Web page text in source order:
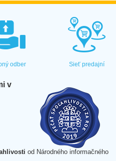
odber Sieť predajní
v
od Národného informačného